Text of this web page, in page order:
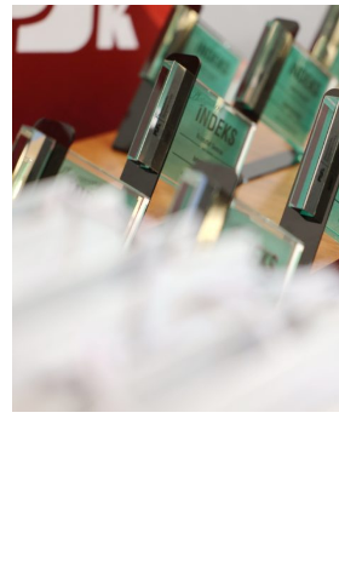
Kandydaci
Studenci
Doktoranci
Podyplomowe